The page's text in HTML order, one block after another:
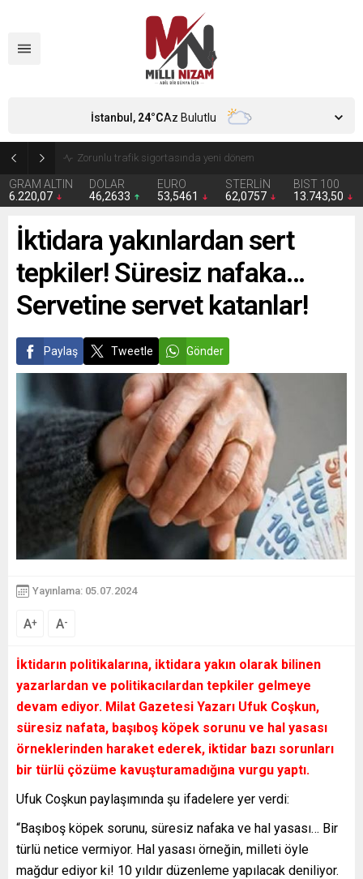
Zorunlu trafik sigortasında yeni dönem
GRAM ALTIN
6.220,07
DOLAR
46,2633
EURO
53,5461
STERLİN
62,0757
BIST 100
13.743,50
İstanbul, 24°CAz Bulutlu
İktidara yakınlardan sert
tepkiler! Süresiz nafaka…
Servetine servet katanlar!
Paylaş Tweetle Gönder
Yayınlama: 05.07.2024
A+ A-
İktidarın politikalarına, iktidara yakın olarak bilinen
yazarlardan ve politikacılardan tepkiler gelmeye
devam ediyor. Milat Gazetesi Yazarı Ufuk Coşkun,
süresiz nafata, başıboş köpek sorunu ve hal yasası
örneklerinden haraket ederek, iktidar bazı sorunları
bir türlü çözüme kavuşturamadığına vurgu yaptı.
Ufuk Coşkun paylaşımında şu ifadelere yer verdi:
“Başıboş köpek sorunu, süresiz nafaka ve hal yasası… Bir
türlü netice vermiyor. Hal yasası örneğin, milleti öyle
mağdur ediyor ki! 10 yıldır düzenleme yapılacak deniliyor.